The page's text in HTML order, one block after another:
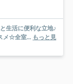
生活に便利な立地♪
メ☆全室... もっと見